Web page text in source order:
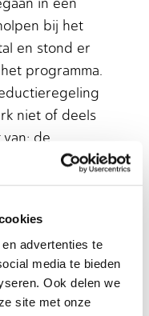
advertenties te
media te bieden
Ook delen we
site met onze
bij het
en stond er
programma.
niet of deels
de
plekken waar
die je
maar
veel
de koffie en